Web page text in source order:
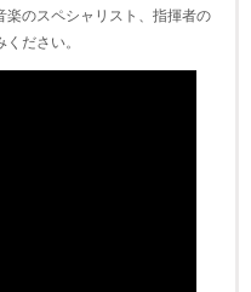
楽のスペシャリスト、指揮者の
ださい。